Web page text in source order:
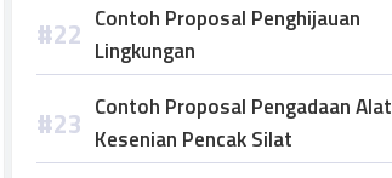
Contoh Proposal Penghijauan
Lingkungan
Contoh Proposal Pengadaan Alat
Kesenian Pencak Silat